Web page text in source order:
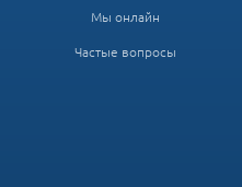
Мы онлайн
Частые вопросы